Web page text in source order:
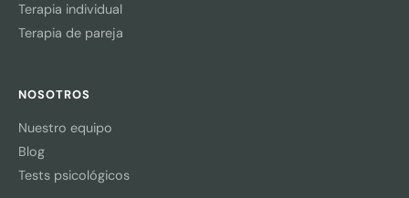
Terapia individual
Terapia de pareja
NOSOTROS
Nuestro equipo
Blog
Tests psicológicos